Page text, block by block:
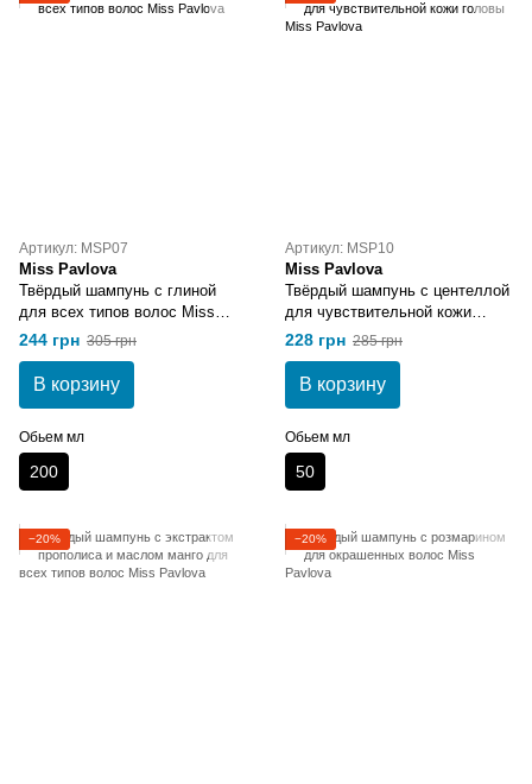
Артикул: MSP07
Miss Pavlova
Твёрдый шампунь с глиной
для всех типов волос Miss
Pavlova
244 грн 305 грн
В корзину
Обьем мл
200
Артикул: MSP10
Miss Pavlova
Твёрдый шампунь с центеллой
для чувствительной кожи
головы Miss Pavlova
228 грн 285 грн
В корзину
Обьем мл
50
−20% −20%